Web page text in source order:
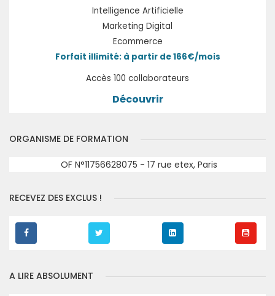
Intelligence Artificielle
Marketing Digital
Ecommerce
Forfait illimité: à partir de 166€/mois
Accès 100 collaborateurs
Découvrir
ORGANISME DE FORMATION
OF N°11756628075 - 17 rue etex, Paris
RECEVEZ DES EXCLUS !
A LIRE ABSOLUMENT